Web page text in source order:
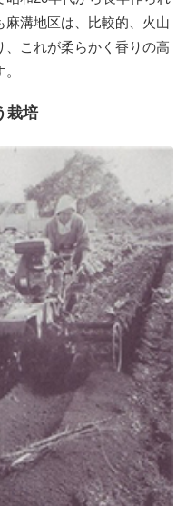
溝地区は、比較的、火山
これが柔らかく香りの高
栽培